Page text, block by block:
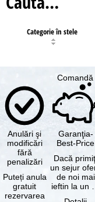
Categorie în stele
Anulări şi
modificări
fără
penalizări
Puteți anula
gratuit
rezervarea
Garanţia-
Best-Price
Dacă
un sejur
de noi mai
ieftin la un